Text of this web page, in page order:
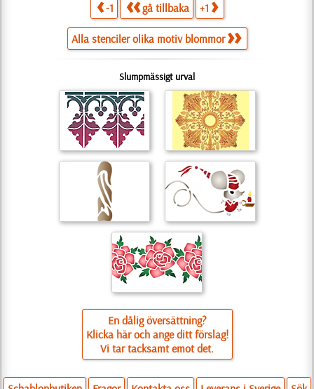
-1 gå tillbaka +1
Alla stenciler olika motiv blommor
Slumpmässigt urval
En dålig översättning?
Klicka här och ange ditt förslag!
Vi tar tacksamt emot det.